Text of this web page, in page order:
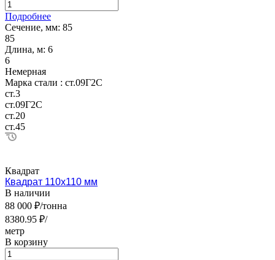
Подробнее
Сечение, мм: 85
85
Длина, м: 6
6
Немерная
Марка стали : ст.09Г2С
ст.3
ст.09Г2С
ст.20
ст.45
Квадрат
Квадрат 110х110 мм
В наличии
88 000 ₽/тонна
8380.95 ₽/
метр
В корзину